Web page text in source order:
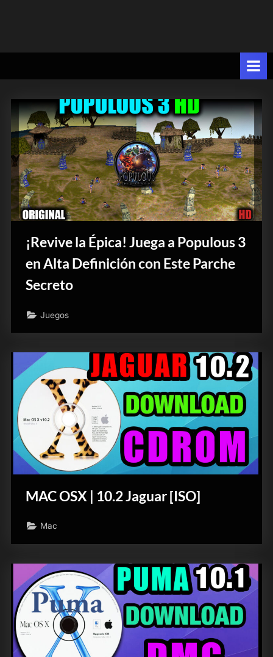
¡Revive la Épica! Juega a Populous 3
en Alta Definición con Este Parche
Secreto
Juegos
MAC OSX | 10.2 Jaguar [ISO]
Mac